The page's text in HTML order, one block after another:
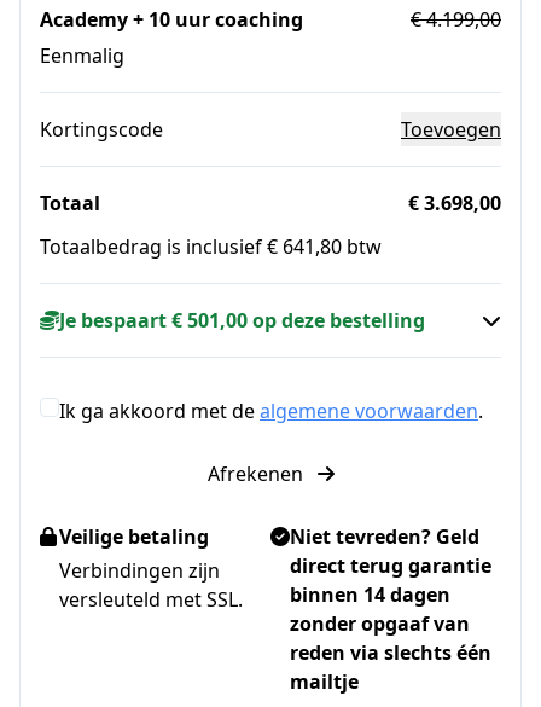
Academy + 10 uur coaching
Eenmalig
€ 4.199,00
Kortingscode Toevoegen
Totaal
€ 3.698,00
Totaalbedrag is inclusief € 641,80 btw
Je bespaart € 501,00 op deze bestelling
Ik ga akkoord met dealgemene voorwaarden.
Afrekenen
Veilige betaling
Verbindingen zijn
versleuteld met SSL.
Niet tevreden? Geld
direct terug garantie
binnen 14 dagen
zonder opgaaf van
reden via slechts één
mailtje